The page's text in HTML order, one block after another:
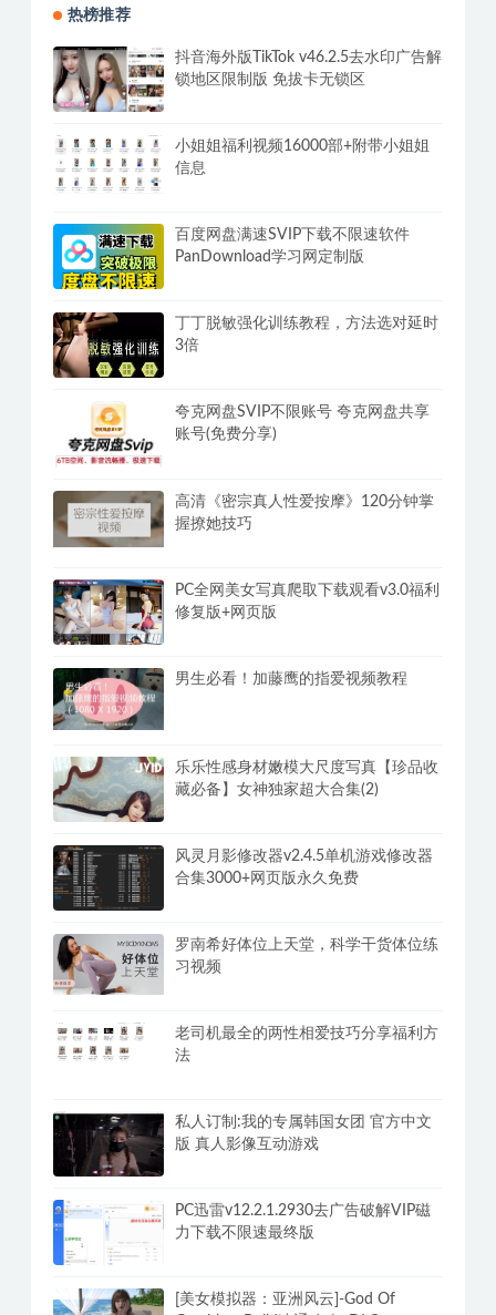
热榜推荐
抖音海外版TikTok v46.2.5去水印广告解
锁地区限制版 免拔卡无锁区
小姐姐福利视频16000部+附带小姐姐
信息
百度网盘满速SVIP下载不限速软件
PanDownload学习网定制版
丁丁脱敏强化训练教程，方法选对延时
3倍
夸克网盘SVIP不限账号 夸克网盘共享
账号(免费分享)
高清《密宗真人性爱按摩》120分钟掌
握撩她技巧
PC全网美女写真爬取下载观看v3.0福利
修复版+网页版
男生必看！加藤鹰的指爱视频教程
乐乐性感身材嫩模大尺度写真【珍品收
藏必备】女神独家超大合集(2)
风灵月影修改器v2.4.5单机游戏修改器
合集3000+网页版永久免费
罗南希好体位上天堂，科学干货体位练
习视频
老司机最全的两性相爱技巧分享福利方
法
私人订制:我的专属韩国女团 官方中文
版 真人影像互动游戏
PC迅雷v12.2.1.2930去广告破解VIP磁
力下载不限速最终版
[美女模拟器：亚洲风云]-God Of